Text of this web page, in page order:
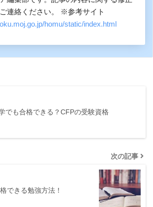
連絡ください。 ※参考サイト
homu/static/index.html
でも合格できる？CFPの受験資格
次の記事
できる勉強方法！